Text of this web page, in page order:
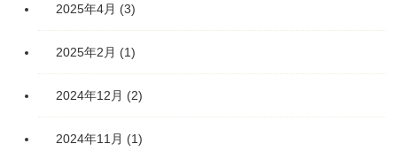
2025年4月 (3)
2025年2月 (1)
2024年12月 (2)
2024年11月 (1)